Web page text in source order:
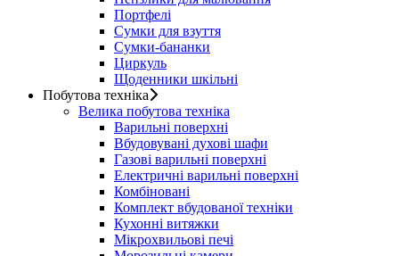
Портфелі
Сумки для взуття
Сумки-бананки
Циркуль
Щоденники шкільні
Побутова техніка
Велика побутова техніка
Варильні поверхні
Вбудовувані духові шафи
Газові варильні поверхні
Електричні варильні поверхні
Комбіновані
Комплект вбудованої техніки
Кухонні витяжки
Мікрохвильові печі